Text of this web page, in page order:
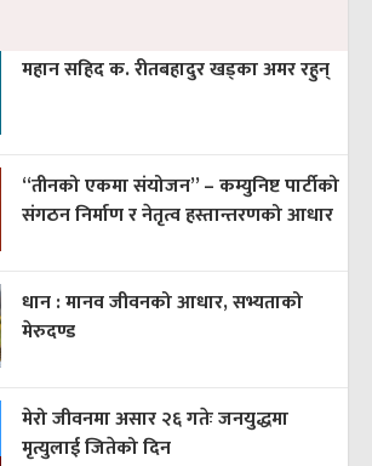
महान सहिद क. रीतबहादुर खड्‌का अमर रहुन्
“तीनको एकमा संयोजन” – कम्युनिष्ट पार्टीको
संगठन निर्माण र नेतृत्व हस्तान्तरणको आधार
धान : मानव जीवनको आधार, सभ्यताको
मेरुदण्ड
मेरो जीवनमा असार २६ गतेः जनयुद्धमा
मृत्युलाई जितेको दिन